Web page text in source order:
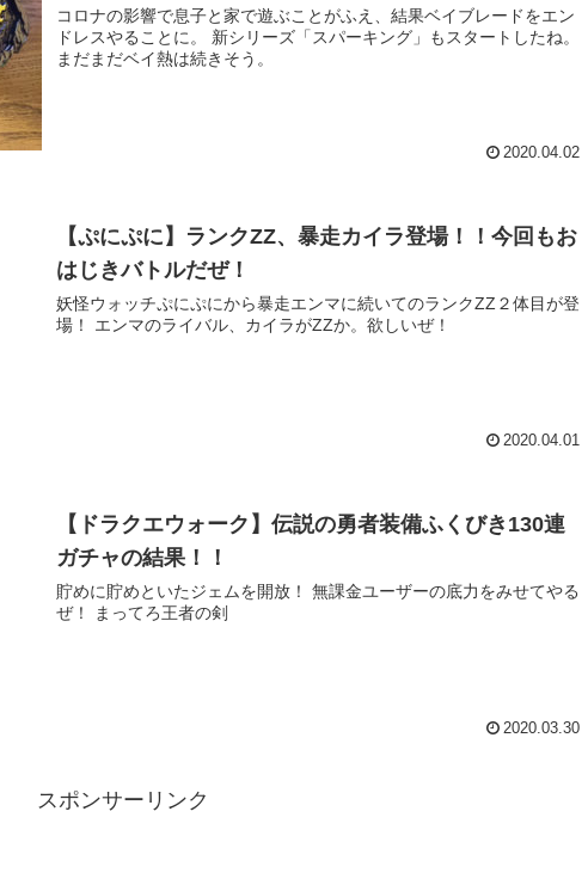
コロナの影響で息子と家で遊ぶことがふえ、結果ベイブレードをエン
ドレスやることに。 新シリーズ「スパーキング」もスタートしたね。
まだまだベイ熱は続きそう。
2020.04.02
【ぷにぷに】ランクZZ、暴走カイラ登場！！今回もお
はじきバトルだぜ！
妖怪ウォッチぷにぷにから暴走エンマに続いてのランクZZ２体目が登
場！ エンマのライバル、カイラがZZか。欲しいぜ！
2020.04.01
【ドラクエウォーク】伝説の勇者装備ふくびき130連
ガチャの結果！！
貯めに貯めといたジェムを開放！ 無課金ユーザーの底力をみせてやる
ぜ！ まってろ王者の剣
2020.03.30
スポンサーリンク